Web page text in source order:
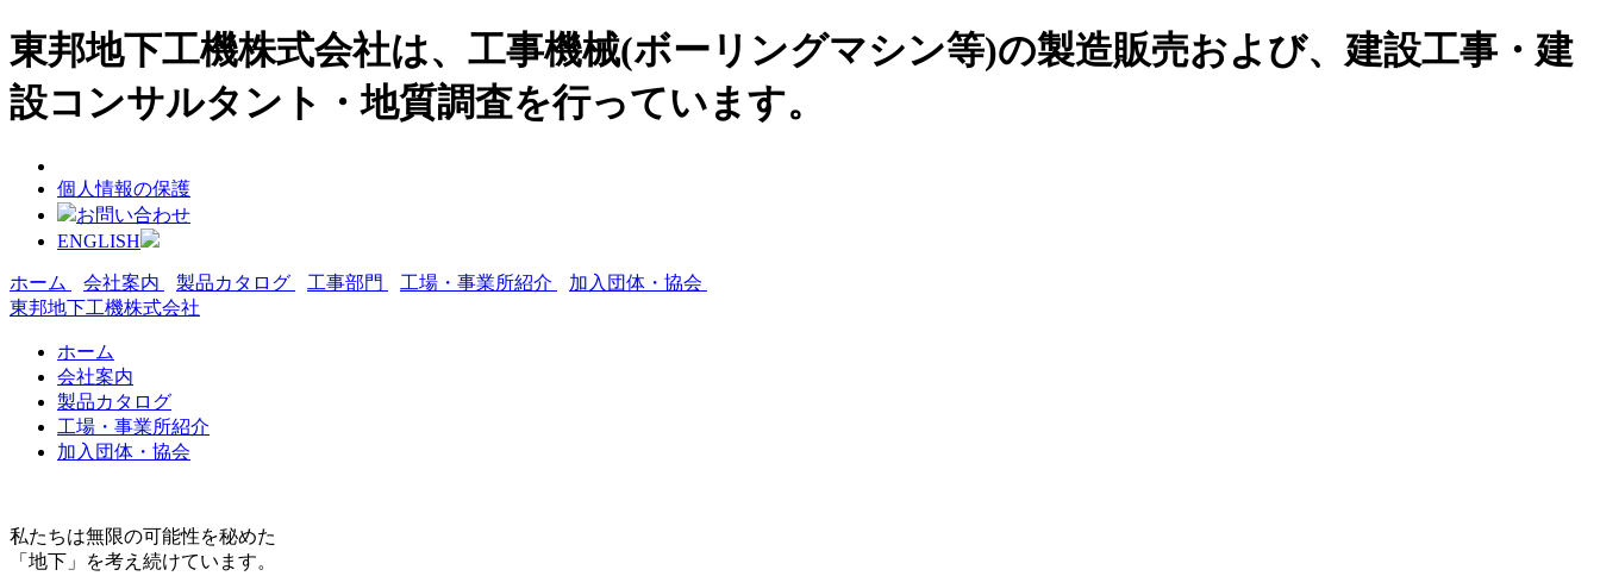
東邦地下工機株式会社は、工事機械(ボーリングマシン等)の製造販売および、建設工事・建
設コンサルタント・地質調査を行っています。
個人情報の保護
お問い合わせ
ENGLISH
ホーム 会社案内 製品カタログ 工事部門 工場・事業所紹介
加入団体・協会
東邦地下工機株式会社
ホーム
会社案内
製品カタログ
工場・事業所紹介
加入団体・協会
私たちは無限の可能性を秘めた
「地下」を考え続けています。